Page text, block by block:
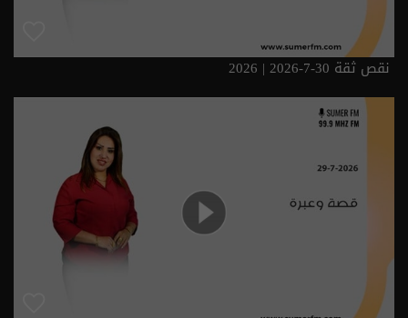
نقص ثقة 30-7-2026 | 2026